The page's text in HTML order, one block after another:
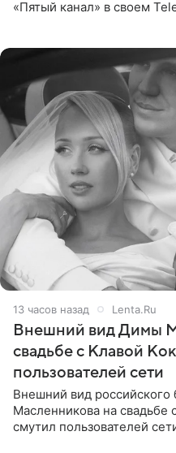
«Пятый канал» в своем
13 часов назад Lenta.Ru
Внешний вид Димы
свадьбе с Клавой
пользователей сети
Внешний вид
Масленникова на свадьбе
смутил пользователей